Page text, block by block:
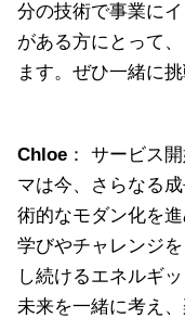
分の技術で事業に
がある方にとって
ます。ぜひ一緒に
Chloe ： サービス
マは今、さらなる
術的なモダン化を
学びやチャレンジ
し続けるエネルギ
未来を一緒に考え